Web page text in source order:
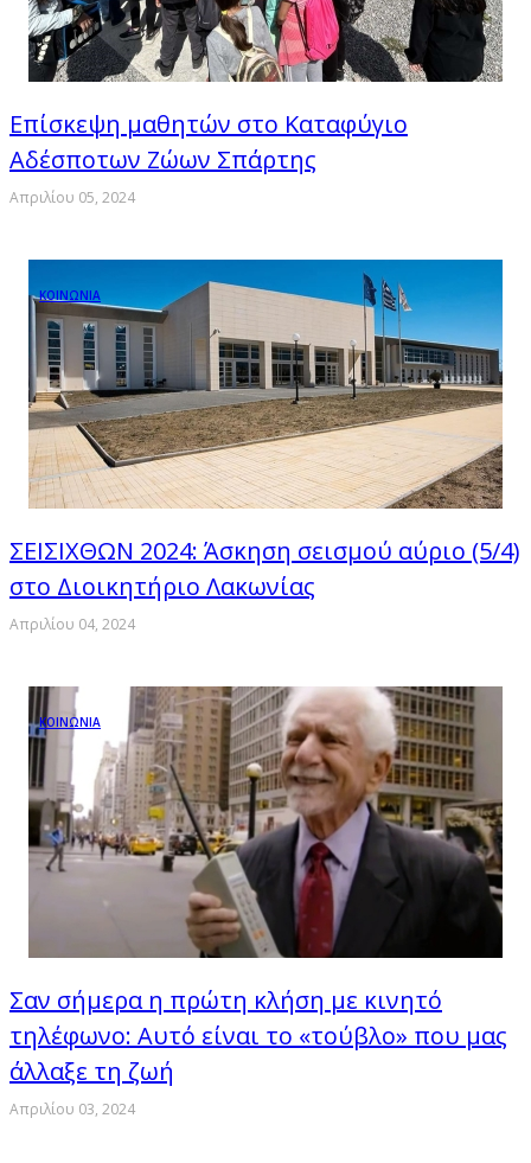
Επίσκεψη μαθητών στο Καταφύγιο
Αδέσποτων Ζώων Σπάρτης
Απριλίου 05, 2024
ΚΟΙΝΩΝΙΑ
ΣΕΙΣΙΧΘΩΝ 2024: Άσκηση σεισμού αύριο (5/4)
στο Διοικητήριο Λακωνίας
Απριλίου 04, 2024
ΚΟΙΝΩΝΙΑ
Σαν σήμερα η πρώτη κλήση με κινητό
τηλέφωνο: Αυτό είναι το «τούβλο» που μας
άλλαξε τη ζωή
Απριλίου 03, 2024